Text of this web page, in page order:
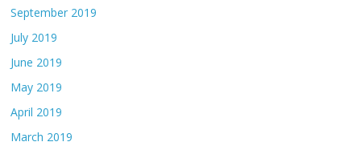
September 2019
July 2019
June 2019
May 2019
April 2019
March 2019